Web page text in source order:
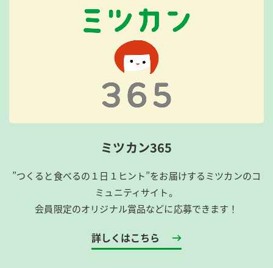
ミツカン365
”つくると食べるの１日１ヒント”をお届けするミツカンのコ
ミュニティサイト。
会員限定のオリジナル賞品などに応募できます！
詳しくはこちら